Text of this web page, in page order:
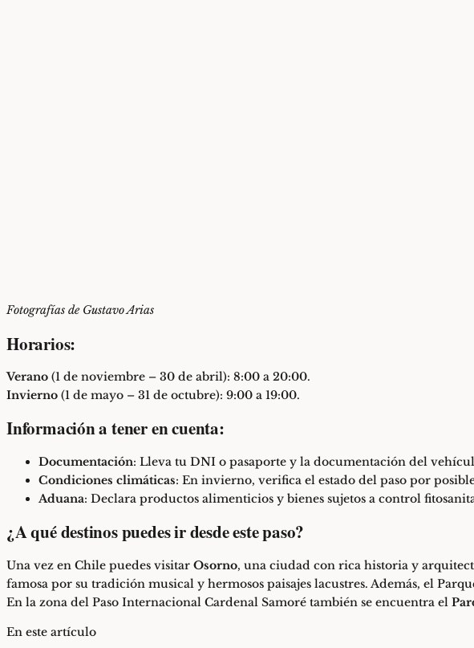
Fotografías de Gustavo Arias
Horarios:
Verano (1 de noviembre – 30 de abril): 8:00 a 20:00.
Invierno (1 de mayo – 31 de octubre): 9:00 a 19:00.
Información a tener en cuenta:
Documentación: Lleva tu DNI o pasaporte y la documentación del
Condiciones climáticas: En invierno, verifica el estado del paso por
Aduana: Declara productos alimenticios y bienes sujetos a control
¿A qué destinos puedes ir desde este paso?
Una vez en Chile puedes visitar Osorno, una ciudad con rica historia y
famosa por su tradición musical y hermosos paisajes lacustres. Además, el
En la zona del Paso Internacional Cardenal Samoré también se encuentra el
En este artículo